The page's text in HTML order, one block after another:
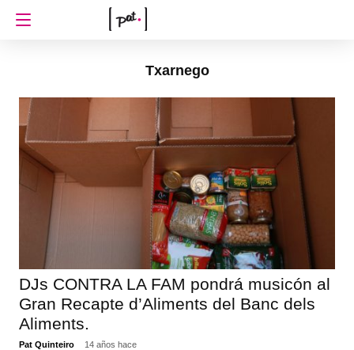
Txarnego
DJs CONTRA LA FAM pondrá musicón al
Gran Recapte d’Aliments del Banc dels
Aliments.
Pat Quinteiro 14 años hace